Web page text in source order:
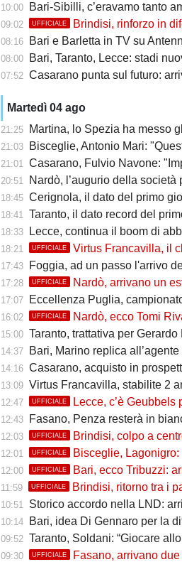
10:00 Bari-Sibilli, c’eravamo tanto
09:02 UFFICIALE Brindisi, rinforzo in
08:16 Bari e Barletta in TV su Antenna
08:00 Bari, Taranto, Lecce: stadi nuovi e
07:52 Casarano punta sul futuro:
Martedì 04 ago
21:25 Martina, lo Spezia ha messo
21:03 Bisceglie, Antonio Mari: "Questo
21:01 Casarano, Fulvio Navone:
20:51 Nardò, l’augurio della società
18:45 Cerignola, il dato del primo
18:41 Taranto, il dato record del
18:33 Lecce, continua il boom di
18:21 UFFICIALE Virtus Francavilla, il
17:43 Foggia, ad un passo l'arrivo
17:28 UFFICIALE Nardò, arrivano un
17:07 Eccellenza Puglia,
16:02 UFFICIALE Nardò, ecco Tomi Rivadero: il
15:00 Taranto, trattativa per Gerardo Di Gilio: il
14:37 Bari, Marino replica all’agente di
14:16 Casarano, acquisto in
13:09 Virtus Francavilla, stabilite 2
12:47 UFFICIALE Lecce, c’è Geubbels
12:43 Fasano, Penza resterà in
12:03 UFFICIALE Brindisi, colpo a
12:01 UFFICIALE Bisceglie,
12:00 UFFICIALE Bari, ecco Tribuzzi: arriva
11:59 UFFICIALE Brindisi, ritorno tra i
10:51 Storico accordo nella LND:
10:14 Bari, idea Di Gennaro per la
09:52 Taranto, Soldani: “Giocare allo
09:30 UFFICIALE Fasano, arrivano due